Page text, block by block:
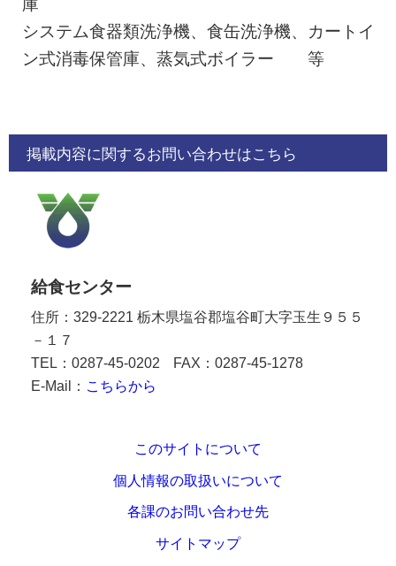
庫
システム食器類洗浄機、食缶洗浄機、カートイ
ン式消毒保管庫、蒸気式ボイラー 等
掲載内容に関するお問い合わせはこちら
給食センター
住所：329-2221 栃木県塩谷郡塩谷町大字玉生９５５
－１７
TEL：0287-45-0202
FAX：0287-45-1278
E-Mail： こちらから
このサイトについて
個人情報の取扱いについて
各課のお問い合わせ先
サイトマップ